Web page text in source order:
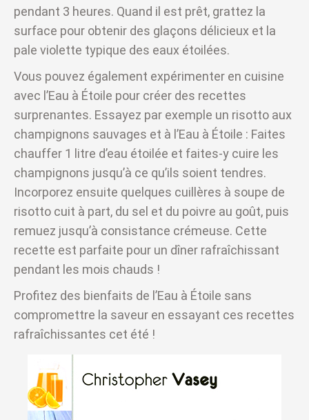
pendant 3 heures. Quand il est prêt, grattez la
surface pour obtenir des glaçons délicieux et la
pale violette typique des eaux étoilées.
Vous pouvez également expérimenter en cuisine
avec l’Eau à Étoile pour créer des recettes
surprenantes. Essayez par exemple un risotto aux
champignons sauvages et à l’Eau à Étoile : Faites
chauffer 1 litre d’eau étoilée et faites-y cuire les
champignons jusqu’à ce qu’ils soient tendres.
Incorporez ensuite quelques cuillères à soupe de
risotto cuit à part, du sel et du poivre au goût, puis
remuez jusqu’à consistance crémeuse. Cette
recette est parfaite pour un dîner rafraîchissant
pendant les mois chauds !
Profitez des bienfaits de l’Eau à Étoile sans
compromettre la saveur en essayant ces recettes
rafraîchissantes cet été !